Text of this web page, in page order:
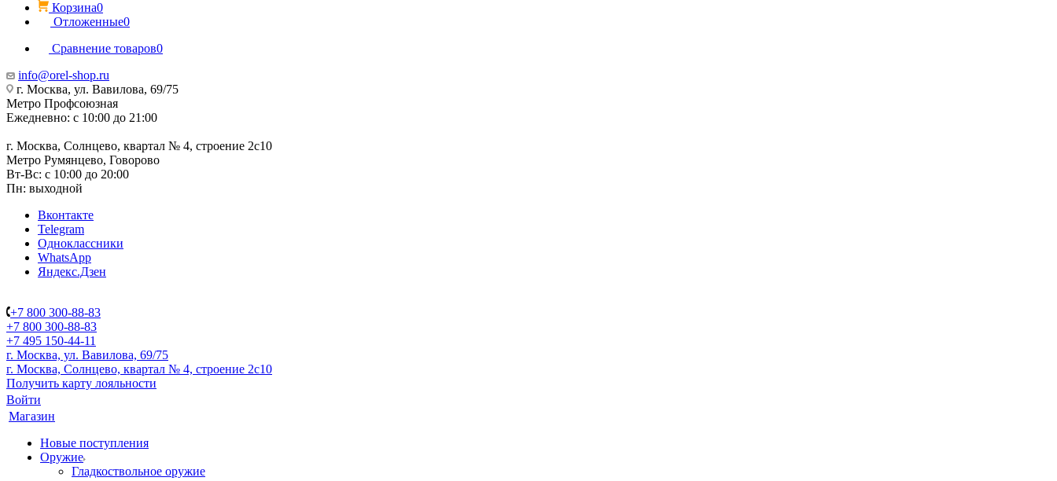
Корзина0
Отложенные0
Сравнение товаров0
info@orel-shop.ru
г. Москва, ул. Вавилова, 69/75
Метро Профсоюзная
Ежедневно: с 10:00 до 21:00
г. Москва, Солнцево, квартал № 4, строение 2с10
Метро Румянцево, Говорово
Вт-Вс: с 10:00 до 20:00
Пн: выходной
Вконтакте
Telegram
Одноклассники
WhatsApp
Яндекс.Дзен
+7 800 300-88-83
+7 800 300-88-83
+7 495 150-44-11
г. Москва, ул. Вавилова, 69/75
г. Москва, Солнцево, квартал № 4, строение 2с10
Получить карту лояльности
Войти
Магазин
Новые поступления
Оружие
Гладкоствольное оружие